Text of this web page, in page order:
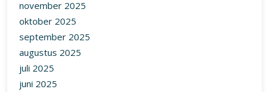
november 2025
oktober 2025
september 2025
augustus 2025
juli 2025
juni 2025